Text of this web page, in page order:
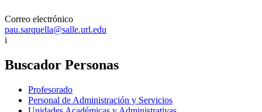
Correo electrónico
pau.sarquella@salle.url.edu
i
Buscador Personas
Profesorado
Personal de Administración y Servicios